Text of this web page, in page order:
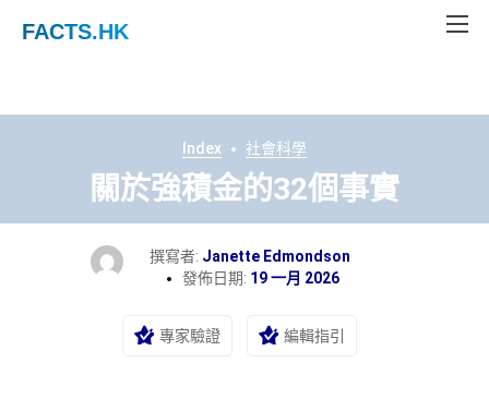
FACTS.HK
Index 社會科學
關於強積金的32個事實
撰寫者: Janette Edmondson
發佈日期: 19 一月 2026
專家驗證 編輯指引